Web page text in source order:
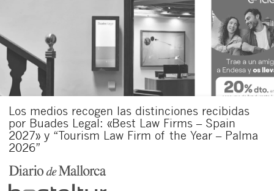
Los medios recogen las distinciones recibidas
por Buades Legal: «Best Law Firms – Spain
2027» y “Tourism Law Firm of the Year – Palma
2026”